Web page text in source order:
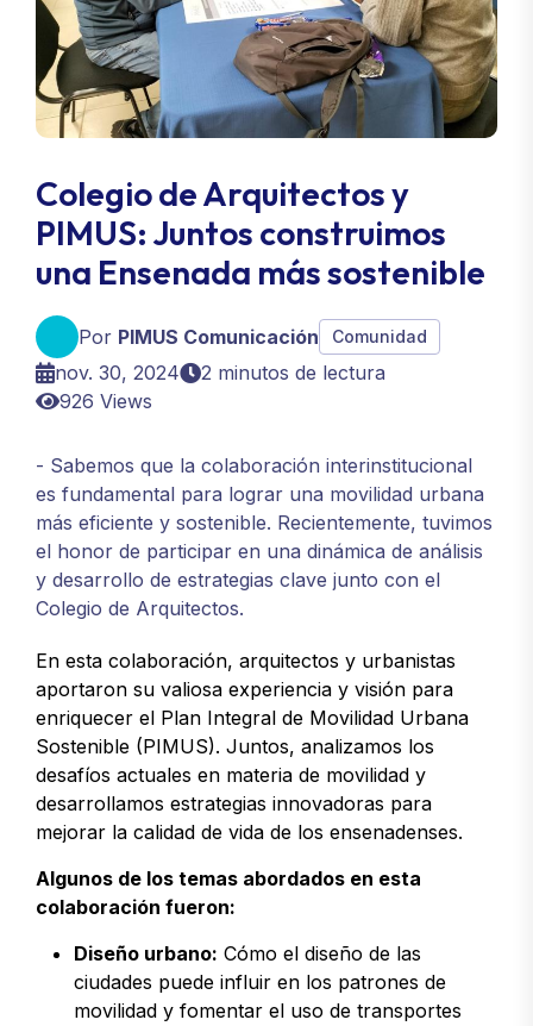
Colegio de Arquitectos y
PIMUS: Juntos construimos
una Ensenada más sostenible
Por PIMUS Comunicación Comunidad
nov. 30, 2024
2 minutos de lectura
926 Views
- Sabemos que la colaboración interinstitucional
es fundamental para lograr una movilidad urbana
más eficiente y sostenible. Recientemente, tuvimos
el honor de participar en una dinámica de análisis
y desarrollo de estrategias clave junto con el
Colegio de Arquitectos.
En esta colaboración, arquitectos y urbanistas
aportaron su valiosa experiencia y visión para
enriquecer el Plan Integral de Movilidad Urbana
Sostenible (PIMUS). Juntos, analizamos los
desafíos actuales en materia de movilidad y
desarrollamos estrategias innovadoras para
mejorar la calidad de vida de los ensenadenses.
Algunos de los temas abordados en esta
colaboración fueron:
Diseño urbano: Cómo el diseño de las
ciudades puede influir en los patrones de
movilidad y fomentar el uso de transportes